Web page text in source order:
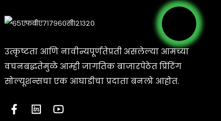
उत्कृष्टता आणि नावीन्यपूर्णतेप्रती असलेल्या आमच्या
वचनबद्धतेमुळे आम्ही जागतिक बाजारपेठेत प्रिंटिंग
सोल्यूशन्सचा एक आघाडीचा प्रदाता बनलो आहोत.